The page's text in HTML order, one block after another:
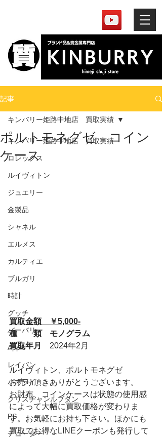
記事
キンバリー姫路中地店 買取実績
ロレックス
ルイヴィトン
ジュエリー
金製品
シャネル
エルメス
カルティエ
ブルガリ
時計
グッチ
バーバリー
Apple
レイバン
パネライ
クリスチャンルブタン
PS
チューダー
キンバリー姫路中地店 買取実績
ポルトモネグゼ コイン
ケース
買取金額　￥5,000-
種　　類　モノグラム
買取年月 2024年2月
ルイヴィトン、ポルトモネグゼ
お売り頂きありがとうございます。
お財布、コインケースは状態の使用感
によって大幅に買取価格が変わりま
す。お気軽にお持ち下さい。ほかにも
買取でお得なLINEクーポンも発行して